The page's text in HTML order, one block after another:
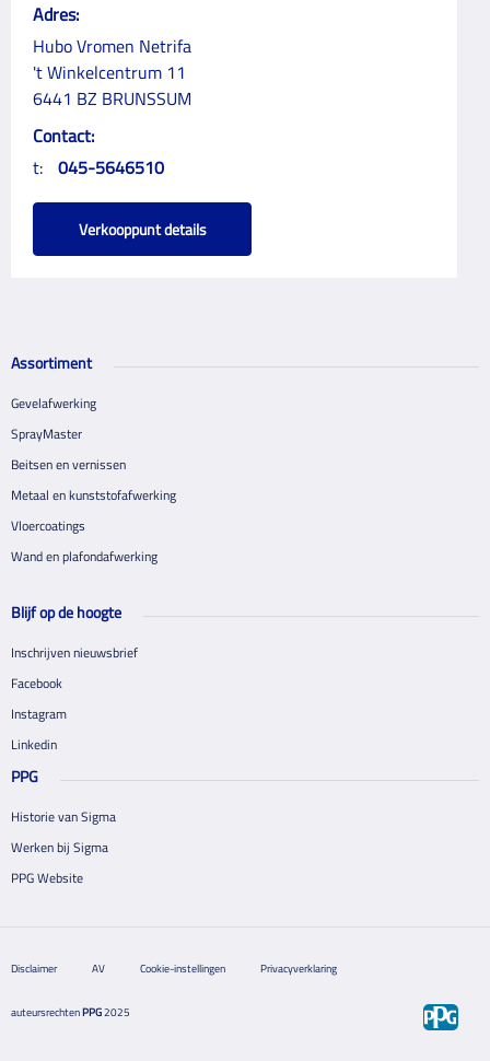
Adres:
Hubo Vromen Netrifa
't Winkelcentrum 11
6441 BZ BRUNSSUM
Contact:
t: 045-5646510
Verkooppunt details
Assortiment
Gevelafwerking
SprayMaster
Beitsen en vernissen
Metaal en kunststofafwerking
Vloercoatings
Wand en plafondafwerking
Blijf op de hoogte
Inschrijven nieuwsbrief
Facebook
Instagram
Linkedin
PPG
Historie van Sigma
Werken bij Sigma
PPG Website
Disclaimer AV Cookie-instellingen Privacyverklaring
auteursrechtenPPG2025